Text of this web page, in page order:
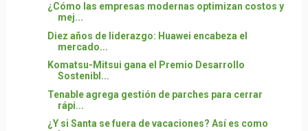
¿Cómo las empresas modernas optimizan costos y
mej...
Diez años de liderazgo: Huawei encabeza el
mercado...
Komatsu-Mitsui gana el Premio Desarrollo
Sostenibl...
Tenable agrega gestión de parches para cerrar
rápi...
¿Y si Santa se fuera de vacaciones? Así es como